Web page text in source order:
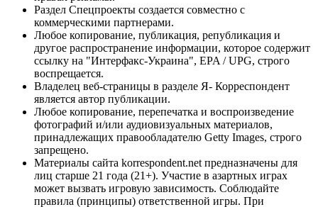
Раздел Спецпроекты создается совместно с
коммерческими партнерами.
Любое копирование, публикация, републикация и
другое распространение информации, которое содержит
ссылку на "Интерфакс-Украина", EPA / UPG, строго
воспрещается.
Владелец веб-страницы в разделе Я- Корреспондент
является автор публикации.
Любое копирование, перепечатка и воспроизведение
фотографий и/или аудиовизуальных материалов,
принадлежащих правообладателю Getty Images, строго
запрещено.
Материалы сайта korrespondent.net предназначены для
лиц старше 21 года (21+). Участие в азартных играх
может вызвать игровую зависимость. Соблюдайте
правила (принципы) ответственной игры. При